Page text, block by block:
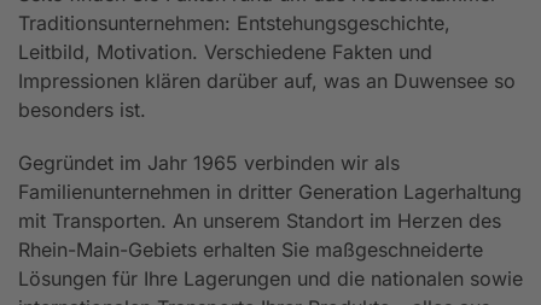
Traditionsunternehmen: Entstehungsgeschichte,
Leitbild, Motivation. Verschiedene Fakten und
Impressionen klären darüber auf, was an Duwensee so
besonders ist.
Gegründet im Jahr 1965 verbinden wir als
Familienunternehmen in dritter Generation Lagerhaltung
mit Transporten. An unserem Standort im Herzen des
Rhein-Main-Gebiets erhalten Sie maßgeschneiderte
Lösungen für Ihre Lagerungen und die nationalen sowie